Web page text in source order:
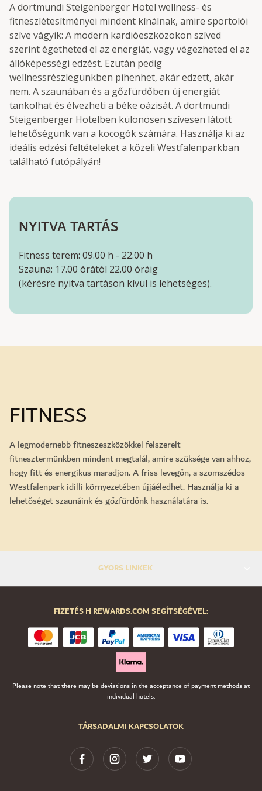
A dortmundi Steigenberger Hotel wellness- és
fitneszlétesítményei mindent kínálnak, amire sportolói
szíve vágyik: A modern kardióeszközökön szíved
szerint égetheted el az energiát, vagy végezheted el az
állóképességi edzést. Ezután pedig
wellnessrészlegünkben pihenhet, akár edzett, akár
nem. A szaunában és a gőzfürdőben új energiát
tankolhat és élvezheti a béke oázisát. A dortmundi
Steigenberger Hotelben különösen szívesen látott
lehetőségünk van a kocogók számára. Használja ki az
ideális edzési feltételeket a közeli Westfalenparkban
található futópályán!
NYITVA TARTÁS
Fitness terem: 09.00 h - 22.00 h
Szauna: 17.00 órától 22.00 óráig
(kérésre nyitva tartáson kívül is lehetséges).
FITNESS
A legmodernebb fitneszeszközökkel felszerelt
fitnesztermünkben mindent megtalál, amire szüksége van ahhoz,
hogy fitt és energikus maradjon. A friss levegőn, a szomszédos
Westfalenpark idilli környezetében újjáéledhet. Használja ki a
lehetőséget szaunáink és gőzfürdőnk használatára is.
GYORS LINKEK
TÁRSADALMI KAPCSOLATOK
FIZETÉS H REWARDS.COM SEGÍTSÉGÉVEL:
Please note that there may be deviations in the acceptance of payment methods at
individual hotels.